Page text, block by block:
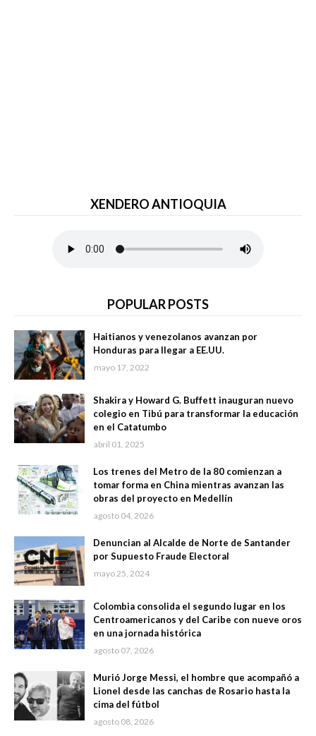
XENDERO ANTIOQUIA
POPULAR POSTS
Haitianos y venezolanos avanzan por
Honduras para llegar a EE.UU.
mayo 17, 2022
Shakira y Howard G. Buffett inauguran nuevo
colegio en Tibú para transformar la educación
en el Catatumbo
abril 01, 2025
Los trenes del Metro de la 80 comienzan a
tomar forma en China mientras avanzan las
obras del proyecto en Medellín
agosto 04, 2026
Denuncian al Alcalde de Norte de Santander
por Supuesto Fraude Electoral
mayo 25, 2024
Colombia consolida el segundo lugar en los
Centroamericanos y del Caribe con nueve oros
en una jornada histórica
agosto 07, 2026
Murió Jorge Messi, el hombre que acompañó a
Lionel desde las canchas de Rosario hasta la
cima del fútbol
agosto 08, 2026